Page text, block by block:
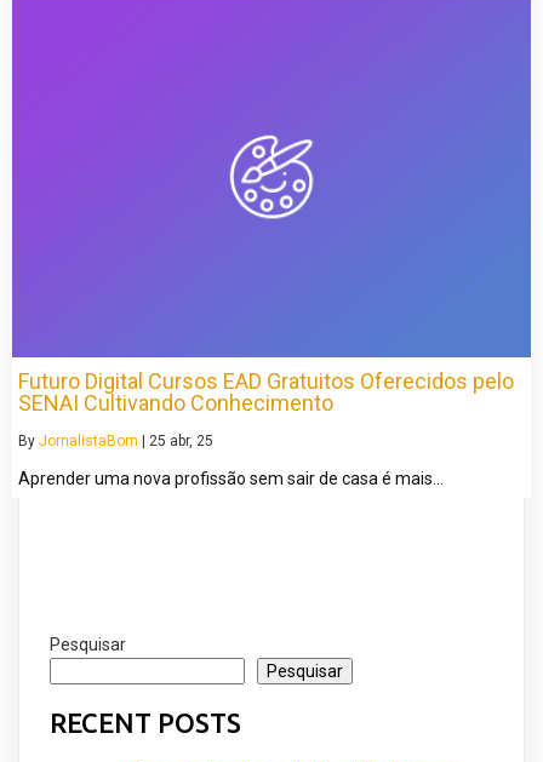
Futuro Digital Cursos EAD Gratuitos Oferecidos pelo
SENAI Cultivando Conhecimento
By JornalistaBom | 25 abr, 25
Aprender uma nova profissão sem sair de casa é mais…
Pesquisar
Pesquisar
RECENT POSTS